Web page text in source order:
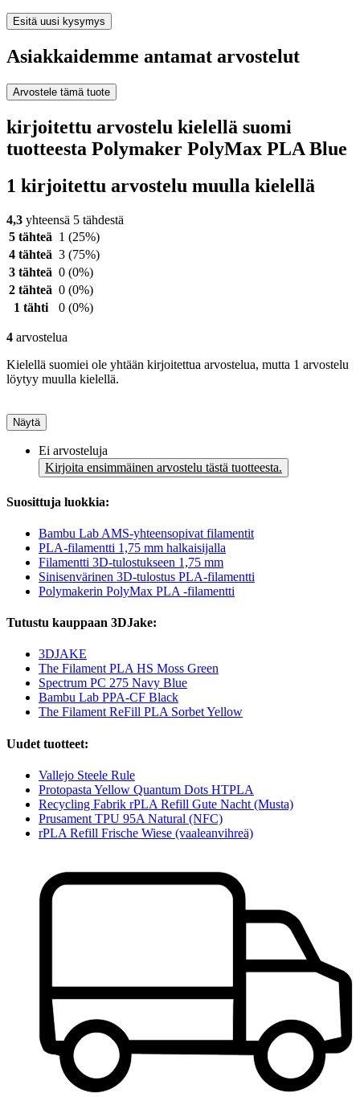
Esitä uusi kysymys
Asiakkaidemme antamat arvostelut
Arvostele tämä tuote
kirjoitettu arvostelu kielellä suomi
tuotteesta Polymaker PolyMax PLA Blue
1 kirjoitettu arvostelu muulla kielellä
4,3 yhteensä 5 tähdestä
5 tähteä 1 (25%)
4 tähteä 3 (75%)
3 tähteä 0 (0%)
2 tähteä 0 (0%)
1 tähti
0 (0%)
4 arvostelua
Kielellä suomiei ole yhtään kirjoitettua arvostelua, mutta 1 arvostelu
löytyy muulla kielellä.
Näytä
Ei arvosteluja
Kirjoita ensimmäinen arvostelu tästä tuotteesta.
Suosittuja luokkia:
Bambu Lab AMS-yhteensopivat filamentit
PLA-filamentti 1,75 mm halkaisijalla
Filamentti 3D-tulostukseen 1,75 mm
Sinisenvärinen 3D-tulostus PLA-filamentti
Polymakerin PolyMax PLA -filamentti
Tutustu kauppaan 3DJake:
3DJAKE
The Filament PLA HS Moss Green
Spectrum PC 275 Navy Blue
Bambu Lab PPA-CF Black
The Filament ReFill PLA Sorbet Yellow
Uudet tuotteet:
Vallejo Steele Rule
Protopasta Yellow Quantum Dots HTPLA
Recycling Fabrik rPLA Refill Gute Nacht (Musta)
Prusament TPU 95A Natural (NFC)
rPLA Refill Frische Wiese (vaaleanvihreä)